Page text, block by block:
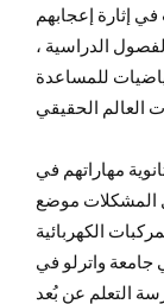
إثارة إعجابهم
الدراسية ،
للمساعدة
مهاراتهم في
المشكلات موضع
الكهربائية
جامعة واترلو في
مدرسة التعلم عن بُعد